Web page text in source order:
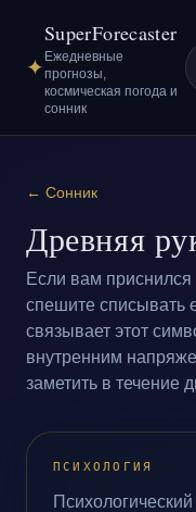
✦
SuperForecaster
Ежедневные
прогнозы,
космическая погода и
сонник
← Сонник
Древняя
Если вам
спешите списывать
связывает этот
внутренним
заметить в течение
ПСИХОЛОГИЯ